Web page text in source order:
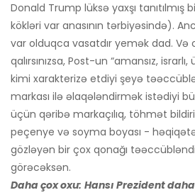
Donald Trump lüksə yaxşı tanıtılmış
kökləri var anasının tərbiyəsində).
var olduqca vasatdır yemək dad. Və
qalırsınızsa, Post-un “amansız,
kimi xarakterizə etdiyi şeyə
markası ilə əlaqələndirmək istədiyi
üçün qəribə markaçılıq, töhmət
peçenye və soyma boyası -
gözləyən bir çox qonağı
görəcəksən.
Daha çox oxu: Hansı Prezident